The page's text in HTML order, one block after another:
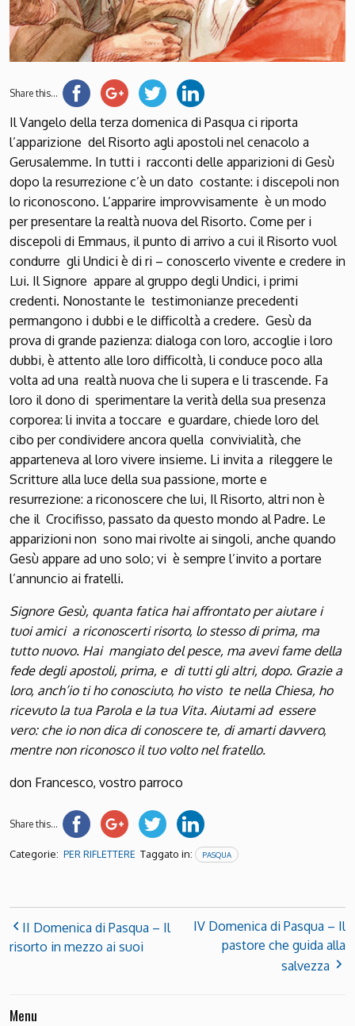
Share this...
Il Vangelo della terza domenica di Pasqua ci riporta
l’apparizione del Risorto agli apostoli nel cenacolo a
Gerusalemme. In tutti i racconti delle apparizioni di Gesù
dopo la resurrezione c’è un dato costante: i discepoli non
lo riconoscono. L’apparire improvvisamente è un modo
per presentare la realtà nuova del Risorto. Come per i
discepoli di Emmaus, il punto di arrivo a cui il Risorto vuol
condurre gli Undici è di ri – conoscerlo vivente e credere in
Lui. Il Signore appare al gruppo degli Undici, i primi
credenti. Nonostante le testimonianze precedenti
permangono i dubbi e le difficoltà a credere. Gesù da
prova di grande pazienza: dialoga con loro, accoglie i loro
dubbi, è attento alle loro difficoltà, li conduce poco alla
volta ad una realtà nuova che li supera e li trascende. Fa
loro il dono di sperimentare la verità della sua presenza
corporea: li invita a toccare e guardare, chiede loro del
cibo per condividere ancora quella convivialità, che
apparteneva al loro vivere insieme. Li invita a rileggere le
Scritture alla luce della sua passione, morte e
resurrezione: a riconoscere che lui, Il Risorto, altri non è
che il Crocifisso, passato da questo mondo al Padre. Le
apparizioni non sono mai rivolte ai singoli, anche quando
Gesù appare ad uno solo; vi è sempre l’invito a portare
l’annuncio ai fratelli.
Signore Gesù, quanta fatica hai affrontato per aiutare i
tuoi amici a riconoscerti risorto, lo stesso di prima, ma
tutto nuovo. Hai mangiato del pesce, ma avevi fame della
fede degli apostoli, prima, e di tutti gli altri, dopo. Grazie a
loro, anch’io ti ho conosciuto, ho visto te nella Chiesa, ho
ricevuto la tua Parola e la tua Vita. Aiutami ad essere
vero: che io non dica di conoscere te, di amarti davvero,
mentre non riconosco il tuo volto nel fratello.
don Francesco, vostro parroco
Share this...
Categorie: PER RIFLETTERE Taggato in: PASQUA
II Domenica di Pasqua – Il
risorto in mezzo ai suoi
IV Domenica di Pasqua – Il
pastore che guida alla
salvezza
Menu